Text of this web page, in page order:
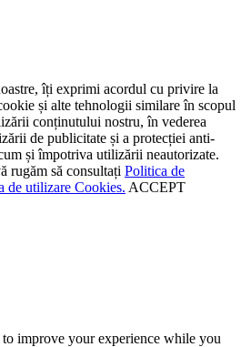
îți exprimi acordul cu privire la
și alte tehnologii similare în scopul
conținutului nostru, în vederea
de publicitate și a protecției anti-
și împotriva utilizării neautorizate.
rugăm să consultați Politica de
de utilizare Cookies. ACCEPT
improve your experience while you